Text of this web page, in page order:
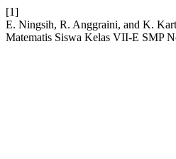
[1]
E. Ningsih, R. Anggraini, and K.
Matematis Siswa Kelas VII-E SMP